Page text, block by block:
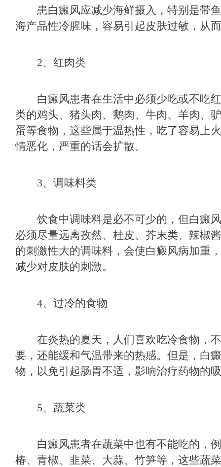
患白癜风应减少海鲜摄入，特别是带鱼
海产品性冷腥味，容易引起皮肤过敏，从
2、红肉类
白癜风患者在生活中必须少吃或不吃红
类的鸡头、猪头肉、鹅肉、牛肉、羊肉、
蛋等食物，这些属于温热性，吃了容易上
情恶化，严重的话会扩散。
3、调味料类
饮食中调味料是必不可少的，但白癜风
必须尽量远离孜然、桂皮、芥末类、辣椒
的刺激性大的调味料，会使白癜风病加重
减少对皮肤的刺激。
4、过冷的食物
在炎热的夏天，人们喜欢吃冷食物，不
要，还能缓和气温带来的热感。但是，白
物，以免引起肠胃不适，影响治疗药物的
5、蔬菜类
白癜风患者在蔬菜中也有不能吃的，例
椿、青椒、韭菜、大蒜、竹笋等，这些蔬